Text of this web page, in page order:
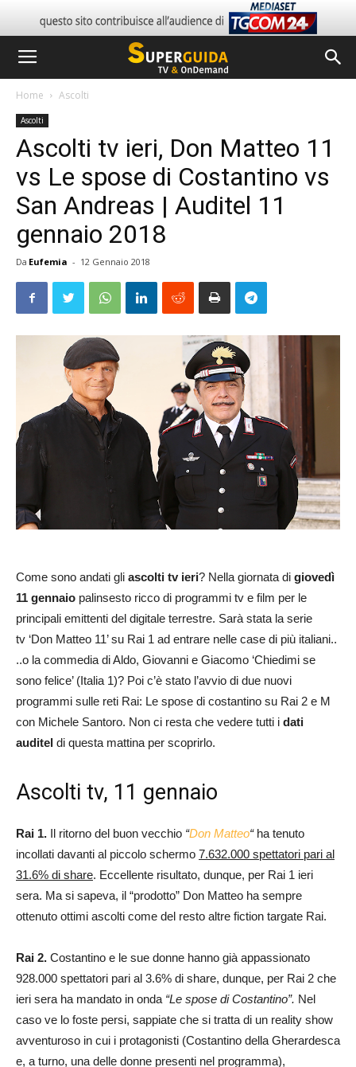
Home Ascolti
Ascolti
Ascolti tv ieri, Don Matteo 11
vs Le spose di Costantino vs
San Andreas | Auditel 11
gennaio 2018
Da Eufemia - 12 Gennaio 2018
Come sono andati gli ascolti tv ieri? Nella giornata di giovedì
11 gennaio palinsesto ricco di programmi tv e film per le
principali emittenti del digitale terrestre. Sarà stata la serie
tv ‘Don Matteo 11’ su Rai 1 ad entrare nelle case di più italiani..
..o la commedia di Aldo, Giovanni e Giacomo ‘Chiedimi se
sono felice’ (Italia 1)? Poi c’è stato l’avvio di due nuovi
programmi sulle reti Rai: Le spose di costantino su Rai 2 e M
con Michele Santoro. Non ci resta che vedere tutti i dati
auditel di questa mattina per scoprirlo.
Ascolti tv, 11 gennaio
Rai 1. Il ritorno del buon vecchio “Don Matteo“ha tenuto
incollati davanti al piccolo schermo 7.632.000 spettatori pari al
31.6% di share. Eccellente risultato, dunque, per Rai 1 ieri
sera. Ma si sapeva, il “prodotto” Don Matteo ha sempre
ottenuto ottimi ascolti come del resto altre fiction targate Rai.
Rai 2. Costantino e le sue donne hanno già appassionato
928.000 spettatori pari al 3.6% di share, dunque, per Rai 2 che
ieri sera ha mandato in onda “Le spose di Costantino”. Nel
caso ve lo foste persi, sappiate che si tratta di un reality show
avventuroso in cui i protagonisti (Costantino della Gherardesca
e, a turno, una delle donne presenti nel programma),